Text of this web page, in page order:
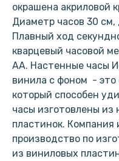
окрашена акриловой
Диаметр часов 30 см,
Плавный ход
кварцевый часовой
АА. Настенные часы
винила с фоном - это
который способен
часы изготовлены
пластинок. Компания
производство по
из виниловых